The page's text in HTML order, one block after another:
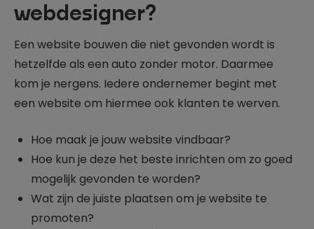
webdesigner?
Een website bouwen die niet gevonden wordt is
hetzelfde als een auto zonder motor. Daarmee
kom je nergens. Iedere ondernemer begint met
een website om hiermee ook klanten te werven.
Hoe maak je jouw website vindbaar?
Hoe kun je deze het beste inrichten om zo goed
mogelijk gevonden te worden?
Wat zijn de juiste plaatsen om je website te
promoten?